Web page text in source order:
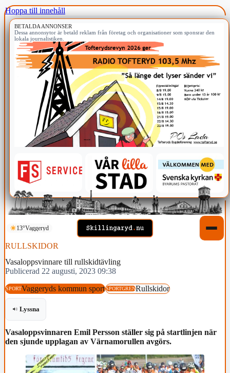
Hoppa till innehåll
BETALDA ANNONSER
Dessa annonsytor är betald reklam från företag och organisationer som sponsrar den
lokala journalistiken.
13°Vaggeryd
RULLSKIDOR
Vasaloppsvinnare till rullskidtävling
Publicerad 22 augusti, 2023 09:38
SPORTVaggeryds kommun sportSPORTGRENRullskidor
Lyssna
Vasaloppsvinnaren Emil Persson ställer sig på startlinjen när
den sjunde upplagan av Värnamorullen avgörs.